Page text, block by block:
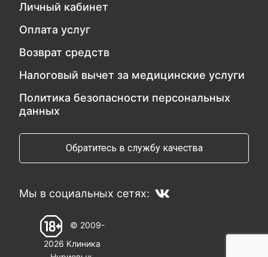
Личный кабинет
Оплата услуг
Возврат средств
Налоговый вычет за медицинские услуги
Политика безопасности персональных
данных
Обратитесь в службу качества
Мы в социальных сетях:
© 2009-
2026 Клиника